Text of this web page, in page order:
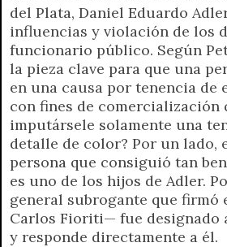
del Plata, Daniel Eduardo
influencias y violación de los
funcionario público. Según
la pieza clave para que una
en una causa por tenencia de
con fines de comercialización
imputársele solamente una
detalle de color? Por un lado,
persona que consiguió tan
es uno de los hijos de Adler.
general subrogante que firmó
Carlos Fioriti— fue designado
y responde directamente a él.